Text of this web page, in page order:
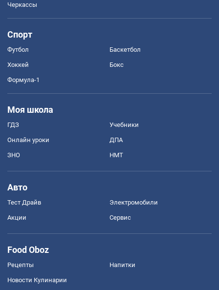
Черкассы
Спорт
Футбол Баскетбол
Хоккей Бокс
Формула-1
Моя школа
ГДЗ Учебники
Онлайн уроки ДПА
ЗНО НМТ
Авто
Тест Драйв Электромобили
Акции Сервис
Food Oboz
Рецепты Напитки
Новости Кулинарии